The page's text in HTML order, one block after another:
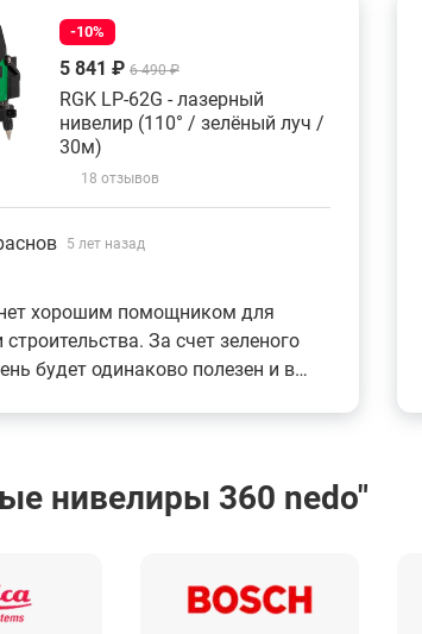
-10%
5 841 ₽ 6 490 ₽
RGK LP-62G - лазерный
нивелир (110° / зелёный луч /
30м)
18 отзывов
5 лет назад
хорошим помощником для
За счет зеленого
будет одинаково полезен и в
нивелиры 360 nedo"